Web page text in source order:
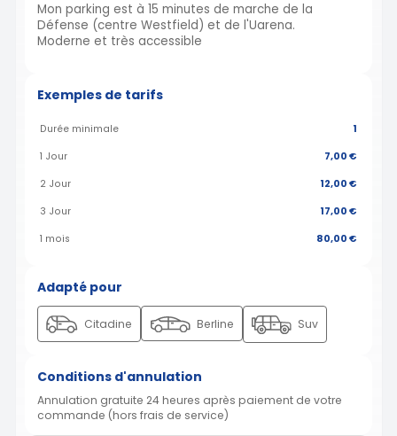
Mon parking est à 15 minutes de marche de la
Défense (centre Westfield) et de l'Uarena.
Moderne et très accessible
Exemples de tarifs
Durée minimale 1
1 Jour 7,00 €
2 Jour 12,00 €
3 Jour 17,00 €
1 mois 80,00 €
Adapté pour
Citadine Berline Suv
Conditions d'annulation
Annulation gratuite 24 heures après paiement de votre
commande (hors frais de service)